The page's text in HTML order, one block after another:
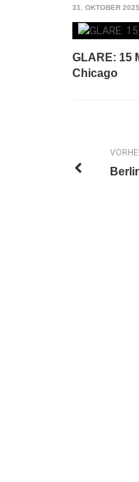
31. OKTOBER 2025
GLARE: 15
Chicago